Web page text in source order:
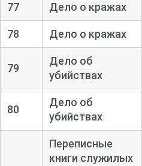
77 Дело о кражах
78 Дело о кражах
79
Дело об
убийствах
80
Дело об
убийствах
Переписные
книги служилых